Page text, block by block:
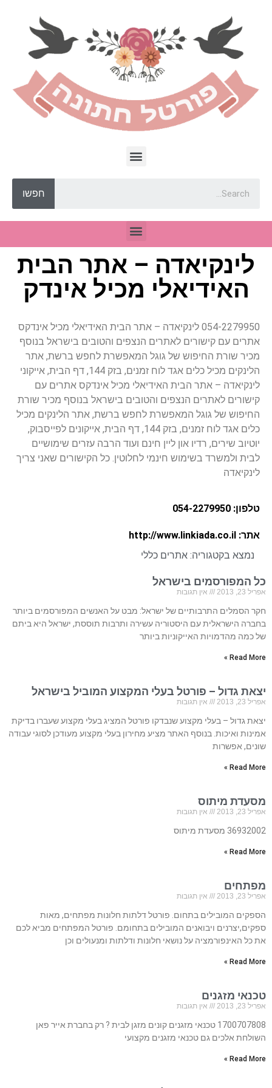
חפשו
לינקיאדה – אתר הבית
האידיאלי מכיל אינדק
054-2279950 לינקיאדה – אתר הבית האידיאלי מכיל אינדקס
אתרים עם קישורים לאתרים הנצפים והטובים בישראל בנוסף
מכיר שורת החיפוש של גוגל המאפשרת לחפש ברשת, אתר
הלינקים מכיל כלים אגד לוח זמנים, בזק 144, דף הבית, אייקוני
לינקיאדה – אתר הבית האידיאלי מכיל אינדקס אתרים עם
קישורים לאתרים הנצפים והטובים בישראל בנוסף מכיר שורת
החיפוש של גוגל המאפשרת לחפש ברשת, אתר הלינקים מכיל
כלים אגד לוח זמנים, בזק 144, דף הבית, אייקונים לפייסבוק,
יוטיוב שירים, רדיו און ליין חינם ועוד הרבה עזרים שימושיים
לבית ולמשרד בשימוש חינמי לחלוטין. כל הקישורים שאני צריך
לינקיאדה
טלפון: 054-2279950
אתר: http://www.linkiada.co.il
נמצא בקטגוריה: אתרים כללי
כל המפורסמים בישראל
אפריל 23, 2013 אין תגובות
חקר הסמלים התרבותיים של ישראל: מבט על האנשים המפורסמים ביותר
בחברה הישראלית עם היסטוריה עשירה ותרבות תוססת, ישראל היא ביתם
של כמה מהדמויות האייקוניות ביותר
Read More »
יצאת גדול – פורטל בעלי המקצוע המוביל בישראל
אפריל 23, 2013 אין תגובות
יצאת גדול – בעלי מקצוע שנבדקו פורטל המציג בעלי מקצוע שעברו בדיקת
אמינות ואיכות. בנוסף האתר מציע מחירון בעלי מקצוע מעודכן לסוגי עבודה
שונים, אפשרות
Read More »
מסעדת מיתוס
אפריל 23, 2013 אין תגובות
36932002 מסעדת מיתוס
Read More »
מפתחים
אפריל 23, 2013 אין תגובות
הספקים המובילים בתחום. פורטל דלתות חלונות מפתחים, מאות
ספקים,יצרנים ויבואנים המובילים בתחומם. פורטל המפתחים מביא לכם
את כל האינפורמציה על נושאי חלונות ודלתות ומנעולים וכן
Read More »
טכנאי מזגנים
אפריל 23, 2013 אין תגובות
1700707808 טכנאי מזגנים קונים מזגן לבית ? רק בחברת אייר פאן
השולחת אלכים גם טכנאי מזגנים מקצועי
Read More »